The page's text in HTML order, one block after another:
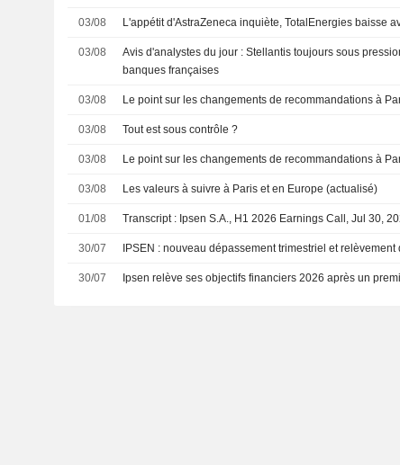
03/08 L'appétit d'AstraZeneca inquiète, TotalEnergies baisse
03/08
Avis d'analystes du jour : Stellantis toujours sous
banques françaises
03/08 Le point sur les changements de recommandations à
03/08 Tout est sous contrôle ?
03/08 Le point sur les changements de recommandations à
03/08 Les valeurs à suivre à Paris et en Europe (actualisé)
01/08 Transcript : Ipsen S.A., H1 2026 Earnings Call, Jul 30,
30/07 IPSEN : nouveau dépassement trimestriel et
30/07 Ipsen relève ses objectifs financiers 2026 après un